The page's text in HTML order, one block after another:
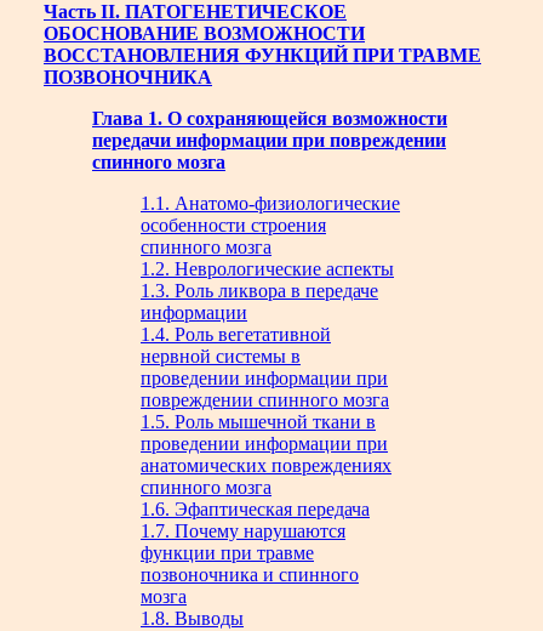
Часть II. ПАТОГЕНЕТИЧЕСКОЕ
ОБОСНОВАНИЕ ВОЗМОЖНОСТИ
ВОССТАНОВЛЕНИЯ ФУНКЦИЙ ПРИ ТРАВМЕ
ПОЗВОНОЧНИКА
Глава 1. О сохраняющейся возможности
передачи информации при повреждении
спинного мозга
1.1. Анатомо-физиологические
особенности строения
спинного мозга
1.2. Неврологические аспекты
1.3. Роль ликвора в передаче
информации
1.4. Роль вегетативной
нервной системы в
проведении информации при
повреждении спинного мозга
1.5. Роль мышечной ткани в
проведении информации при
анатомических повреждениях
спинного мозга
1.6. Эфаптическая передача
1.7. Почему нарушаются
функции при травме
позвоночника и спинного
мозга
1.8. Выводы